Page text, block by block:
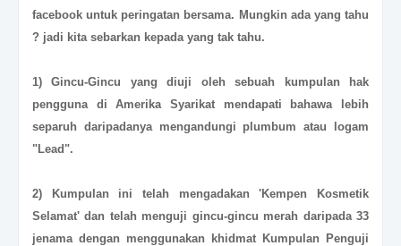
facebook untuk peringatan bersama. Mungkin ada yang tahu
? jadi kita sebarkan kepada yang tak tahu.
1) Gincu-Gincu yang diuji oleh sebuah kumpulan hak
pengguna di Amerika Syarikat mendapati bahawa lebih
separuh daripadanya mengandungi plumbum atau logam
"Lead".
2) Kumpulan ini telah mengadakan 'Kempen Kosmetik
Selamat' dan telah menguji gincu-gincu merah daripada 33
jenama dengan menggunakan khidmat Kumpulan Penguji